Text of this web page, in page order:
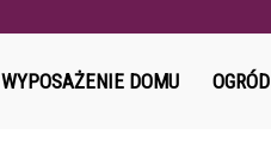
WYPOSAŻENIE DOMU OGRÓD